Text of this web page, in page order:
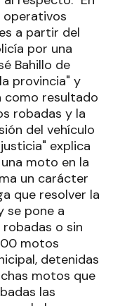
operativos
a partir del
por una
Bahillo de
provincia" y
como resultado
robadas y la
del vehículo
explica
moto en la
un carácter
que resolver la
se pone a
o sin
motos
detenidas
motos que
las